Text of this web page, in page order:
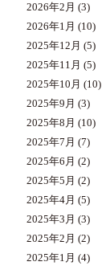
2026年2月 (3)
2026年1月 (10)
2025年12月 (5)
2025年11月 (5)
2025年10月 (10)
2025年9月 (3)
2025年8月 (10)
2025年7月 (7)
2025年6月 (2)
2025年5月 (2)
2025年4月 (5)
2025年3月 (3)
2025年2月 (2)
2025年1月 (4)